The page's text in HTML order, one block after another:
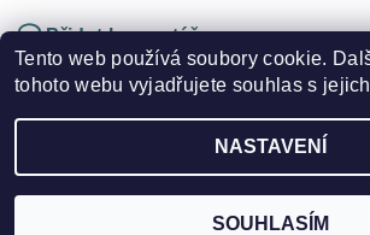
Přidat komentář
2026 ©HOKEJSPORT.CZ, všechna práva
Vytvořil Shoptet
Tento web používá soubory cookie.
tohoto webu vyjadřujete souhlas s
NASTAVENÍ
SOUHLASÍM